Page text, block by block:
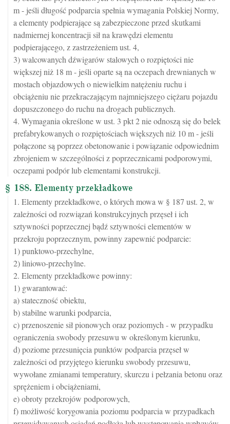
m - jeśli długość podparcia spełnia wymagania Polskiej Normy,
a elementy podpierające są zabezpieczone przed skutkami
nadmiernej koncentracji sił na krawędzi elementu
podpierającego, z zastrzeżeniem ust. 4,
3) walcowanych dźwigarów stalowych o rozpiętości nie
większej niż 18 m - jeśli oparte są na oczepach drewnianych w
mostach objazdowych o niewielkim natężeniu ruchu i
obciążeniu nie przekraczającym najmniejszego ciężaru pojazdu
dopuszczonego do ruchu na drogach publicznych.
4. Wymagania określone w ust. 3 pkt 2 nie odnoszą się do belek
prefabrykowanych o rozpiętościach większych niż 10 m - jeśli
połączone są poprzez obetonowanie i powiązanie odpowiednim
zbrojeniem w szczególności z poprzecznicami podporowymi,
oczepami podpór lub elementami konstrukcji.
§ 188. Elementy przekładkowe
1. Elementy przekładkowe, o których mowa w § 187 ust. 2, w
zależności od rozwiązań konstrukcyjnych przęseł i ich
sztywności poprzecznej bądź sztywności elementów w
przekroju poprzecznym, powinny zapewnić podparcie:
1) punktowo-przechylne,
2) liniowo-przechylne.
2. Elementy przekładkowe powinny:
1) gwarantować:
a) stateczność obiektu,
b) stabilne warunki podparcia,
c) przenoszenie sił pionowych oraz poziomych - w przypadku
ograniczenia swobody przesuwu w określonym kierunku,
d) poziome przesunięcia punktów podparcia przęseł w
zależności od przyjętego kierunku swobody przesuwu,
wywołane zmianami temperatury, skurczu i pełzania betonu oraz
sprężeniem i obciążeniami,
e) obroty przekrojów podporowych,
f) możliwość korygowania poziomu podparcia w przypadkach